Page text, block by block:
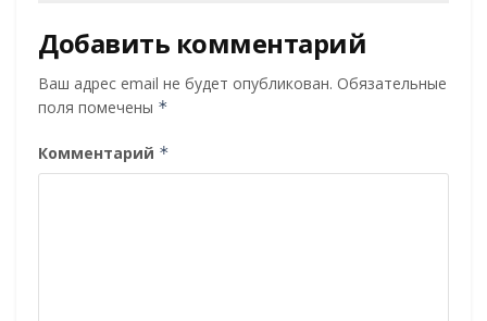
Добавить комментарий
Ваш адрес email не будет опубликован. Обязательные
поля помечены *
Комментарий *